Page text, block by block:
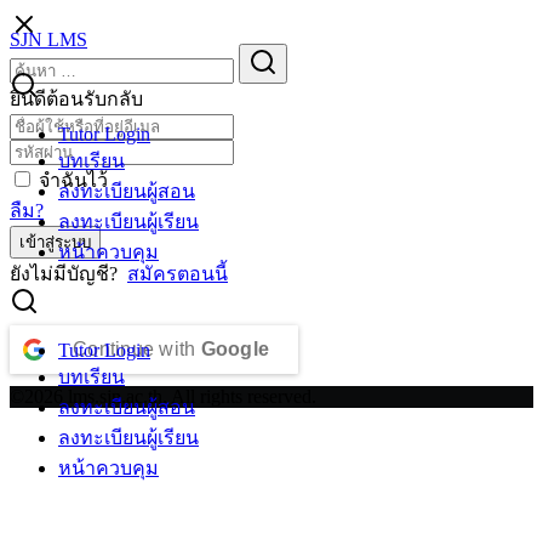
Skip
to
content
SJN LMS
Tutor Login
บทเรียน
ลงทะเบียนผู้สอน
ลงทะเบียนผู้เรียน
หน้าควบคุม
Tutor Login
บทเรียน
ลงทะเบียนผู้สอน
ลงทะเบียนผู้เรียน
หน้าควบคุม
Search
for:
ยินดีต้อนรับกลับ
จำฉันไว้
ลืม?
เข้าสู่ระบบ
ยังไม่มีบัญชี? สมัครตอนนี้
Continue with Google
©2026 lms.sjn.ac.th. All rights reserved.